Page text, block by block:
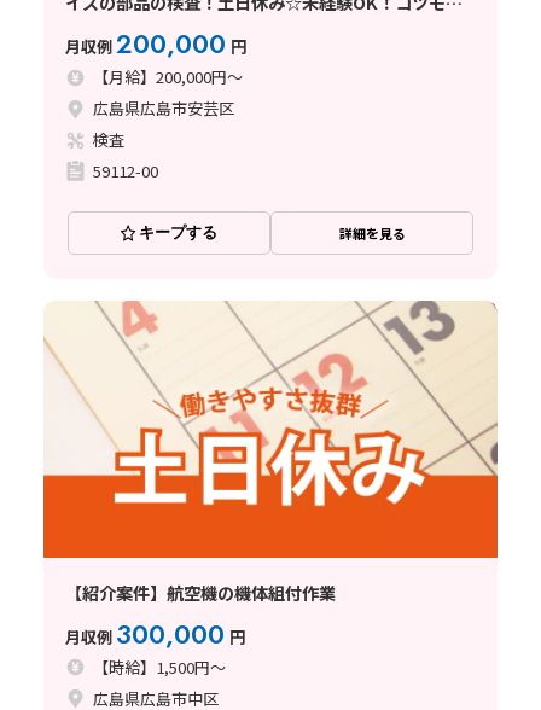
月収例200,000 円
【月給】200,000円～
広島県広島市安芸区
検査
59112-00
キープする 詳細を見る
【紹介案件】航空機の機体組付作業
月収例 300,000 円
【時給】1,500円～
広島県広島市中区